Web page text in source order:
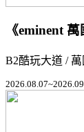
《eminent
B2酷玩大道 / 萬